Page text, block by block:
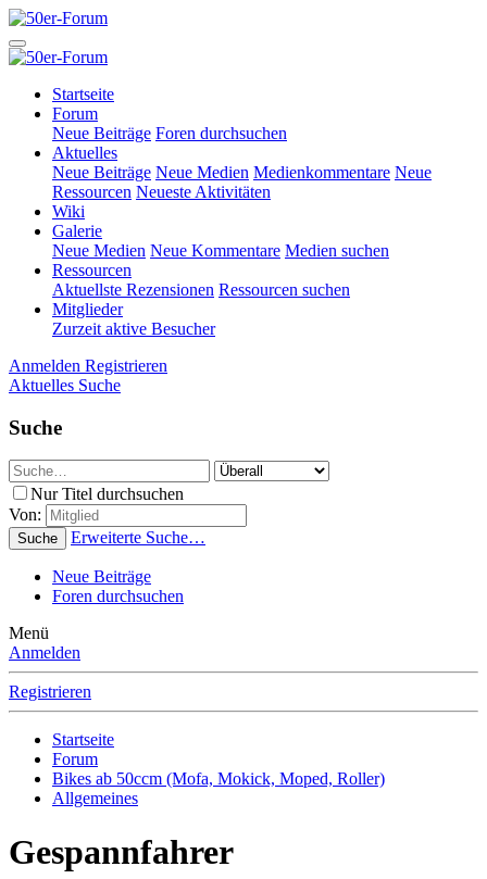
Startseite
Forum
Neue Beiträge Foren durchsuchen
Aktuelles
Neue Beiträge Neue Medien Medienkommentare Neue
Ressourcen Neueste Aktivitäten
Wiki
Galerie
Neue Medien Neue Kommentare Medien suchen
Ressourcen
Aktuellste Rezensionen Ressourcen suchen
Mitglieder
Zurzeit aktive Besucher
Anmelden Registrieren
Aktuelles Suche
Suche
Nur Titel durchsuchen
Von:
Suche Erweiterte Suche…
Neue Beiträge
Foren durchsuchen
Menü
Anmelden
Registrieren
Startseite
Forum
Bikes ab 50ccm (Mofa, Mokick, Moped, Roller)
Allgemeines
Gespannfahrer